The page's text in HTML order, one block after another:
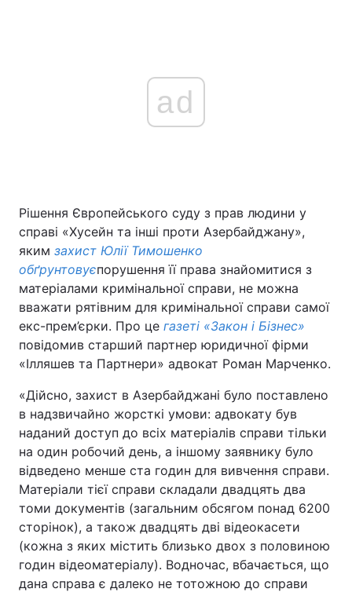
ad
Рішення Європейського суду з прав людини у
справі «Хусейн та інші проти Азербайджану»,
яким захист Юлії Тимошенко
обґрунтовуєпорушення її права знайомитися з
матеріалами кримінальної справи, не можна
вважати рятівним для кримінальної справи самої
екс-прем’єрки. Про це газеті «Закон і Бізнес»
повідомив старший партнер юридичної фірми
«Ілляшев та Партнери» адвокат Роман Марченко.
«Дійсно, захист в Азербайджані було поставлено
в надзвичайно жорсткі умови: адвокату був
наданий доступ до всіх матеріалів справи тільки
на один робочий день, а іншому заявнику було
відведено менше ста годин для вивчення справи.
Матеріали тієї справи складали двадцять два
томи документів (загальним обсягом понад 6200
сторінок), а також двадцять дві відеокасети
(кожна з яких містить близько двох з половиною
годин відеоматеріалу). Водночас, вбачається, що
дана справа є далеко не тотожною до справи